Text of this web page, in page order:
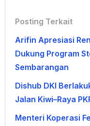
Posting Terkait
Arifin Apresiasi
Dukung Program
Sembarangan
Dishub DKI
Jalan Kiwi–Raya
Menteri Koperasi